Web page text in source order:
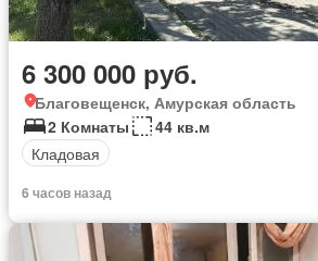
6 300 000 руб.
Благовещенск, Амурская область
2 Комнаты
44 кв.м
Кладовая
6 часов назад